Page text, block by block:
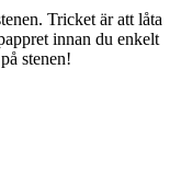
Tricket är att låta
innan du enkelt
stenen!